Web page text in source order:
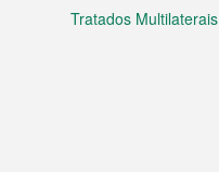
Tratados Multilaterais